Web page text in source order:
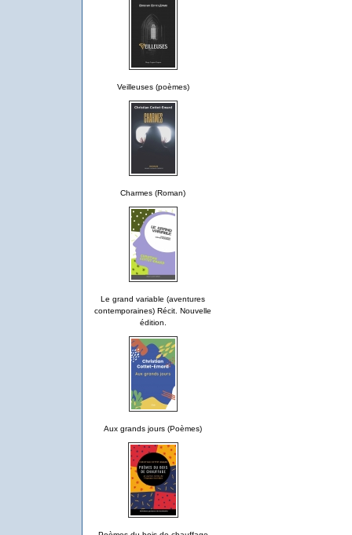
Veilleuses (poèmes)
Charmes (Roman)
Le grand variable (aventures
contemporaines) Récit. Nouvelle
édition.
Aux grands jours (Poèmes)